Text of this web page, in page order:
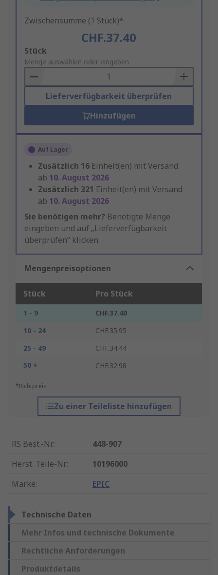
Zwischensumme (1 Stück)*
CHF.37.40
Add
to
Basket
Stück
Menge auswählen oder eingeben
Lieferverfügbarkeit überprüfen
Hinzufügen
Auf Lager
Zusätzlich 16 Einheit(en) mit Versand
ab 10. August 2026
Zusätzlich 321 Einheit(en) mit Versand
ab 10. August 2026
Sie benötigen mehr? Benötigte Menge
eingeben und auf „Lieferverfügbarkeit
überprüfen“ klicken.
Mengenpreisoptionen
Stück Pro Stück
1 - 9
CHF.37.40
10 - 24
CHF.35.95
25 - 49
CHF.34.44
50 +
CHF.32.98
*Richtpreis
Zu einer Teileliste hinzufügen
RS Best.-Nr.:
448-907
Herst. Teile-Nr.:
10196000
Marke: EPIC
Technische Daten
Mehr Infos und technische Dokumente
Rechtliche Anforderungen
Produktdetails